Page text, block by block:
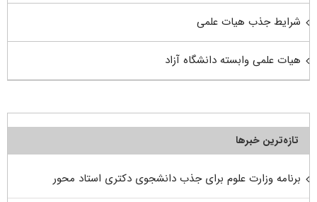
شرایط جذب هیات علمی
هیات علمی وابسته دانشگاه آزاد
تازه‌ترین خبرها
برنامه وزارت علوم برای جذب دانشجوی دکتری استاد محور